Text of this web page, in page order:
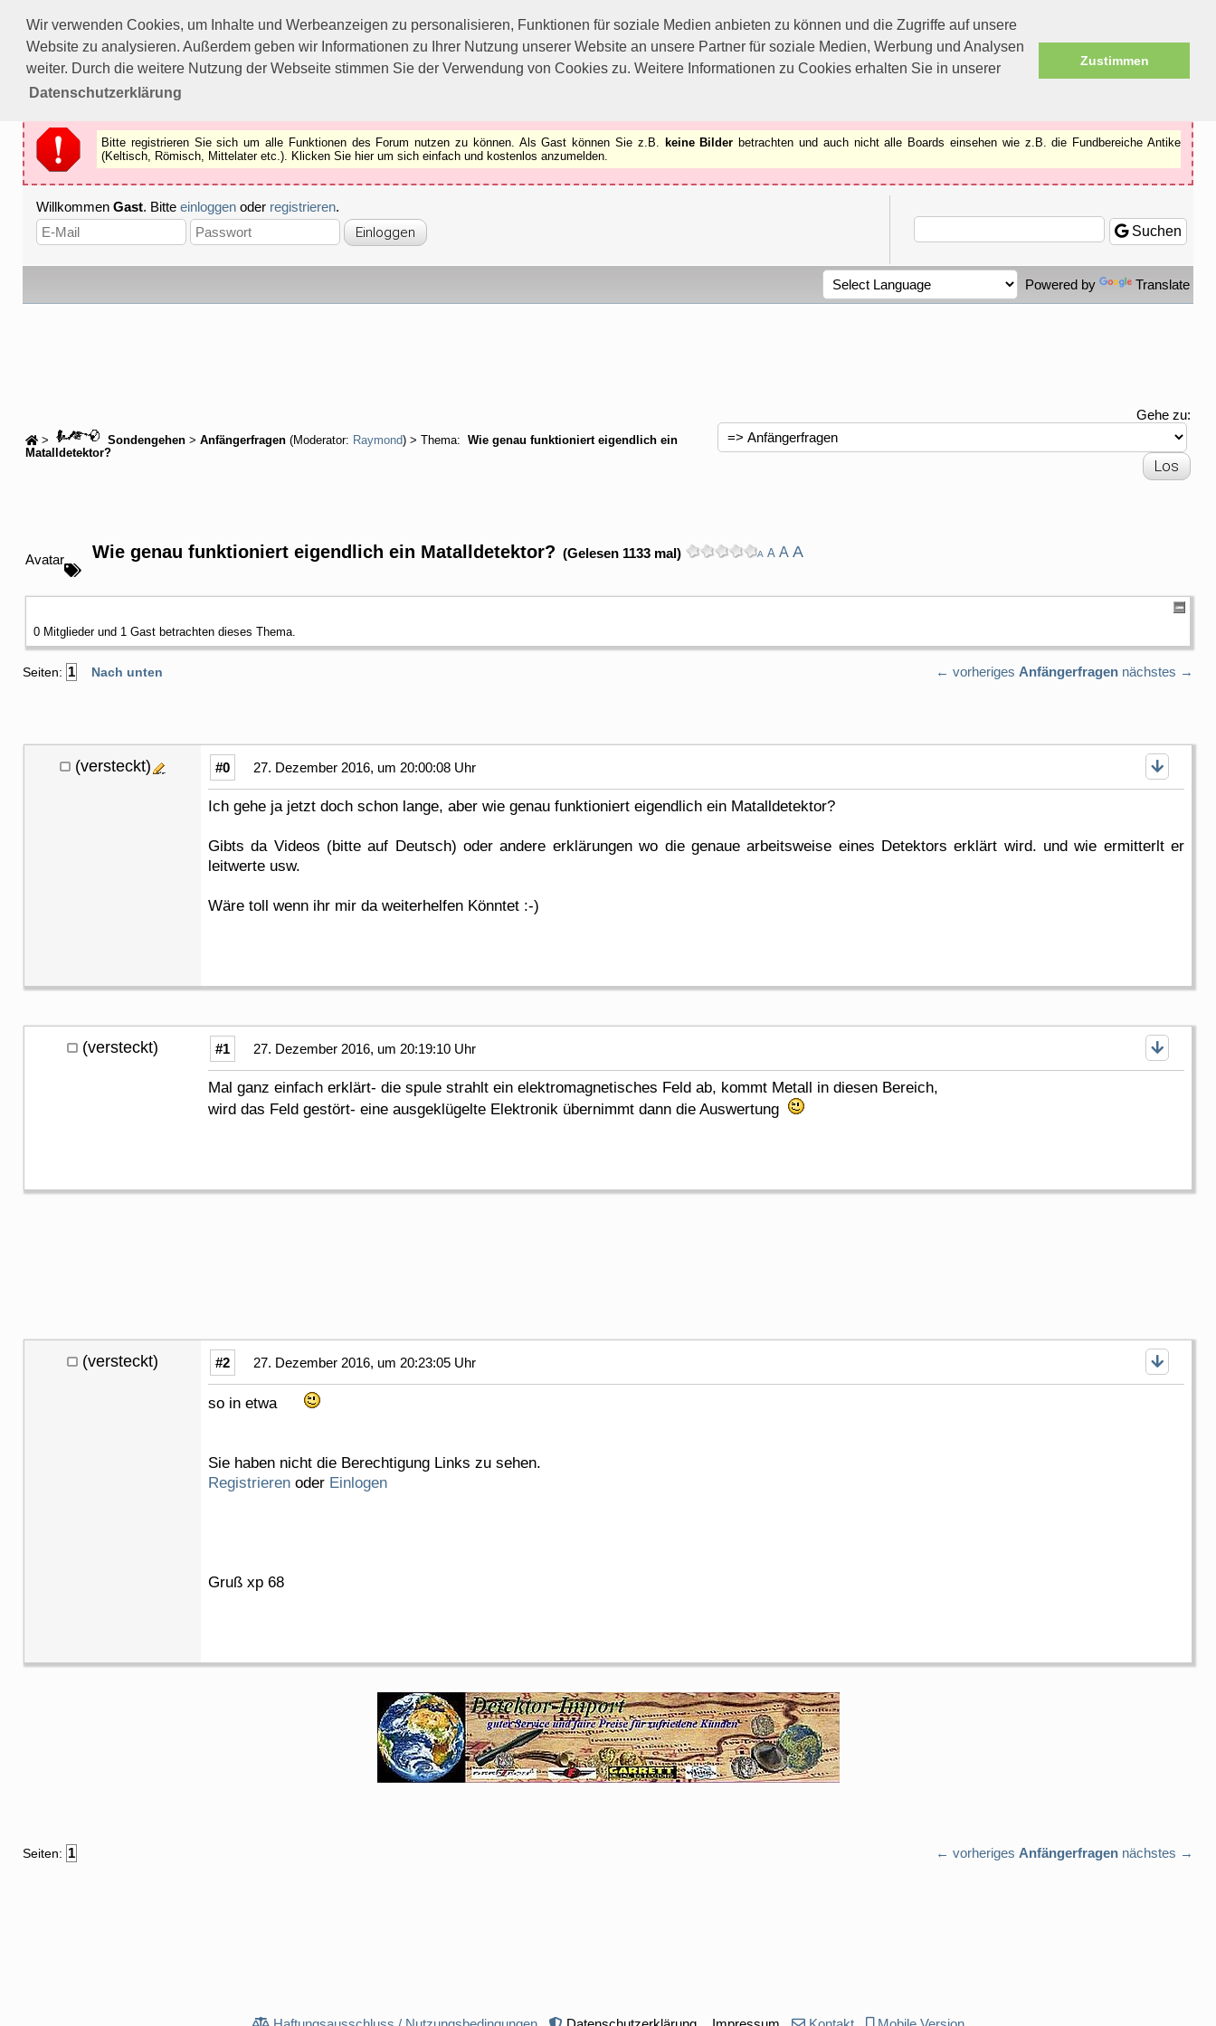
Wir verwenden Cookies, um Inhalte und Werbeanzeigen zu personalisieren, Funktionen für soziale Medien anbieten zu können und die Zugriffe auf unsere
Website zu analysieren. Außerdem geben wir Informationen zu Ihrer Nutzung unserer Website an unsere Partner für soziale Medien, Werbung und Analysen
weiter. Durch die weitere Nutzung der Webseite stimmen Sie der Verwendung von Cookies zu. Weitere Informationen zu Cookies erhalten Sie in unserer
Datenschutzerklärung
Zustimmen
Bitte registrieren Sie sich um alle Funktionen des Forums nutzen zu können.
Als Gast können Sie z.B.keine Bilderbetrachten.
Registrieren
Schliessen
Bitte registrieren Sie sich um alle Funktionen des Forum nutzen zu können. Als Gast können Sie z.B. keine Bilder betrachten und auch nicht alle Boards einsehen wie z.B. die Fundbereiche Antike
(Keltisch, Römisch, Mittelater etc.). Klicken Sie hier um sich einfach und kostenlos anzumelden.
Willkommen Gast. Bitte einloggen oder registrieren.
Suchen
Powered by Translate
> Sondengehen > Anfängerfragen (Moderator: Raymond) > Thema:
Wie genau funktioniert eigendlich ein
Matalldetektor?
Gehe zu:
Avatar Wie genau funktioniert eigendlich ein Matalldetektor? (Gelesen 1133 mal) A A A A
0 Mitglieder und 1 Gast betrachten dieses Thema.
Seiten: 1 Nach unten ← vorheriges Anfängerfragen nächstes →
(versteckt) #0 27. Dezember 2016, um 20:00:08 Uhr
Ich gehe ja jetzt doch schon lange, aber wie genau funktioniert eigendlich ein Matalldetektor?
Gibts da Videos (bitte auf Deutsch) oder andere erklärungen wo die genaue arbeitsweise eines Detektors erklärt wird. und wie ermitterlt er
leitwerte usw.
Wäre toll wenn ihr mir da weiterhelfen Könntet :-)
(versteckt) #1 27. Dezember 2016, um 20:19:10 Uhr
Mal ganz einfach erklärt- die spule strahlt ein elektromagnetisches Feld ab, kommt Metall in diesen Bereich,
wird das Feld gestört- eine ausgeklügelte Elektronik übernimmt dann die Auswertung
(versteckt) #2 27. Dezember 2016, um 20:23:05 Uhr
so in etwa
Sie haben nicht die Berechtigung Links zu sehen.
Registrieren oder Einlogen
Gruß xp 68
Seiten: 1 ← vorheriges Anfängerfragen nächstes →